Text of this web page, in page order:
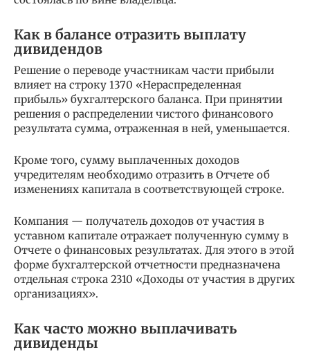
Как в балансе отразить выплату
дивидендов
Решение о переводе участникам части прибыли
влияет на строку 1370 «Нераспределенная
прибыль» бухгалтерского баланса. При принятии
решения о распределении чистого финансового
результата сумма, отраженная в ней, уменьшается.
Кроме того, сумму выплаченных доходов
учредителям необходимо отразить в Отчете об
изменениях капитала в соответствующей строке.
Компания — получатель доходов от участия в
уставном капитале отражает полученную сумму в
Отчете о финансовых результатах. Для этого в этой
форме бухгалтерской отчетности предназначена
отдельная строка 2310 «Доходы от участия в других
организациях».
Как часто можно выплачивать
дивиденды